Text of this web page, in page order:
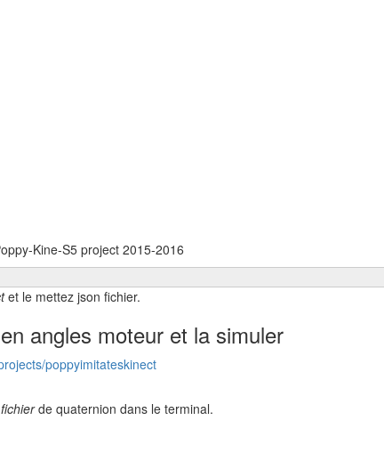
Kine-S5 project 2015-2016
et le mettez json fichier.
angles moteur et la simuler
poppyimitateskinect
de quaternion dans le terminal.